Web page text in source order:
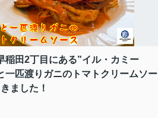
稲田2丁目にある”イル・カミー
一匹渡りガニのトマトクリームソー
ました！